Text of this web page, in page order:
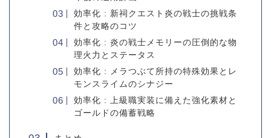
効率化 : 新祠クエスト炎の戦士の挑戦条
件と攻略のコツ
効率化 : 炎の戦士メモリーの圧倒的な物
理火力とステータス
効率化 : メラつぶて所持の特殊効果とレ
モンスライムのシナジー
効率化 : 上級職実装に備えた強化素材と
ゴールドの備蓄戦略